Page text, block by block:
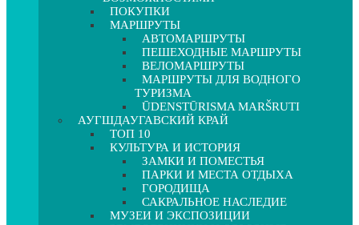
ПОКУПКИ
МАРШРУТЫ
АВТОМАРШРУТЫ
ПЕШЕХОДНЫЕ МАРШРУТЫ
ВЕЛОМАРШРУТЫ
МАРШРУТЫ ДЛЯ ВОДНОГО
ТУРИЗМА
ŪDENSTŪRISMA MARŠRUTI
АУГШДАУГАВСКИЙ КРАЙ
ТОП 10
КУЛЬТУРА И ИСТОРИЯ
ЗАМКИ И ПОМЕСТЬЯ
ПАРКИ И МЕСТА ОТДЫХА
ГОРОДИЩА
САКРАЛЬНОЕ НАСЛЕДИЕ
МУЗЕИ И ЭКСПОЗИЦИИ